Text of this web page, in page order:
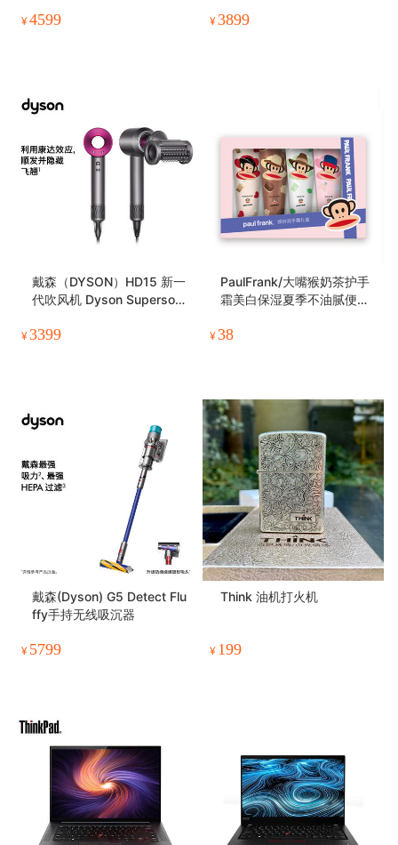
¥4599 ¥3899
戴森（DYSON）HD15 新一
代吹风机 Dyson Supersoni
¥3399
PaulFrank/大嘴猴奶茶护手
霜美白保湿夏季不油腻便携
¥38
戴森(Dyson) G5 Detect Flu
ffy手持无线吸沉器
¥ 5799
Think 油机打火机
¥ 199